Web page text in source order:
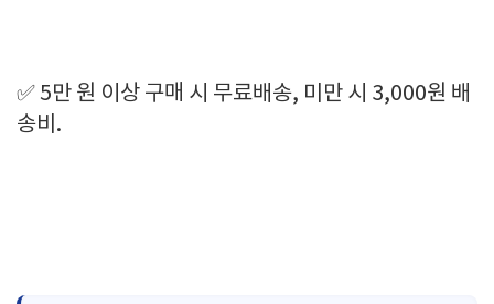
✅ 5만 원 이상 구매 시 무료배송, 미만 시 3,000원 배
송비.